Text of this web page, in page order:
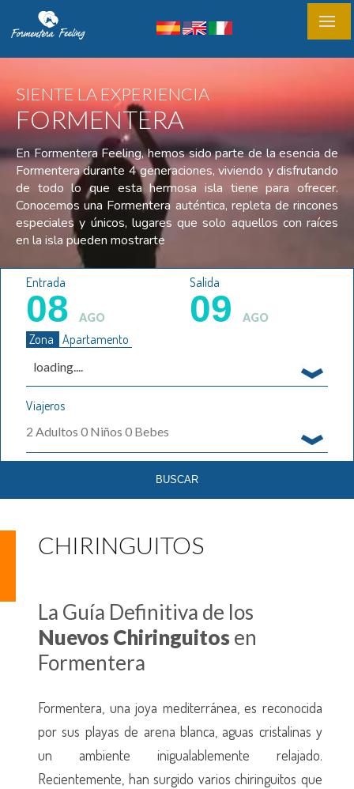
SIENTE LA EXPERIENCIA
FORMENTERA
En Formentera Feeling, hemos sido parte de la esencia de
Formentera durante 4 generaciones, viviendo y disfrutando
de todo lo que esta hermosa isla tiene para ofrecer.
Conocemos una Formentera auténtica, repleta de rincones
especiales y únicos, lugares que solo aquellos con raíces
en la isla pueden mostrarte
Entrada
08 AGO
Salida
09 AGO
Zona Apartamento
loading....
Viajeros
2 Adultos 0 Niños 0 Bebes
CHIRINGUITOS
La Guía Definitiva de los
Nuevos Chiringuitos en
Formentera
Formentera, una joya mediterránea, es reconocida
por sus playas de arena blanca, aguas cristalinas y
un ambiente inigualablemente relajado.
Recientemente, han surgido varios chiringuitos que